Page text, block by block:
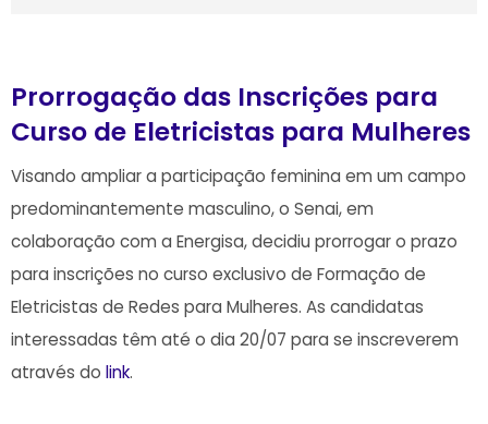
Prorrogação das Inscrições para
Curso de Eletricistas para Mulheres
Visando ampliar a participação feminina em um campo
predominantemente masculino, o Senai, em
colaboração com a Energisa, decidiu prorrogar o prazo
para inscrições no curso exclusivo de Formação de
Eletricistas de Redes para Mulheres. As candidatas
interessadas têm até o dia 20/07 para se inscreverem
através do link.